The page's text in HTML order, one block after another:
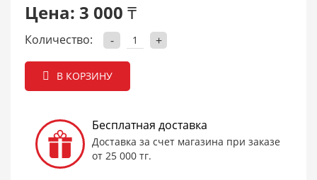
Цена: 3 000 ₸
Количество: - +
В КОРЗИНУ
Бесплатная доставка
Доставка за счет магазина при заказе
от 25 000 тг.